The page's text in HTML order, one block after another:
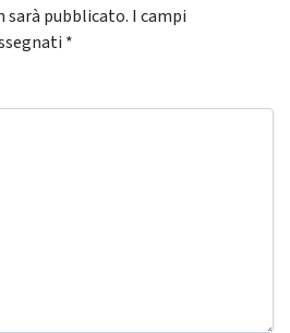
sarà pubblicato. I campi
*